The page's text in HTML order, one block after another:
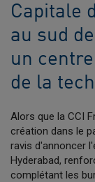
Capitale
au sud
un
de la
Alors que la CCI
création dans le
ravis d'annoncer
Hyderabad,
complétant les